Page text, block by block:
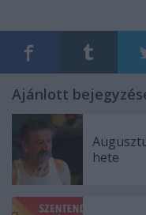
Ajánlott
hete